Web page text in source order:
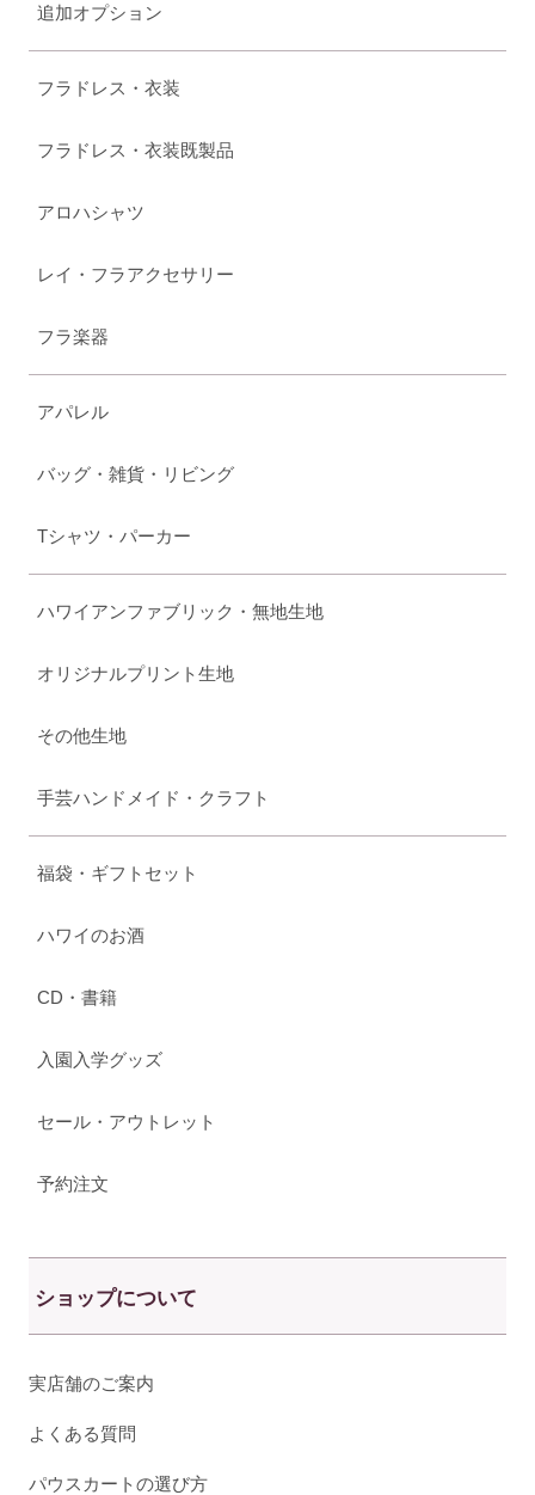
追加オプション
フラドレス・衣装
フラドレス・衣装既製品
アロハシャツ
レイ・フラアクセサリー
フラ楽器
アパレル
バッグ・雑貨・リビング
Tシャツ・パーカー
ハワイアンファブリック・無地生地
オリジナルプリント生地
その他生地
手芸ハンドメイド・クラフト
福袋・ギフトセット
ハワイのお酒
CD・書籍
入園入学グッズ
セール・アウトレット
予約注文
ショップについて
実店舗のご案内
よくある質問
パウスカートの選び方